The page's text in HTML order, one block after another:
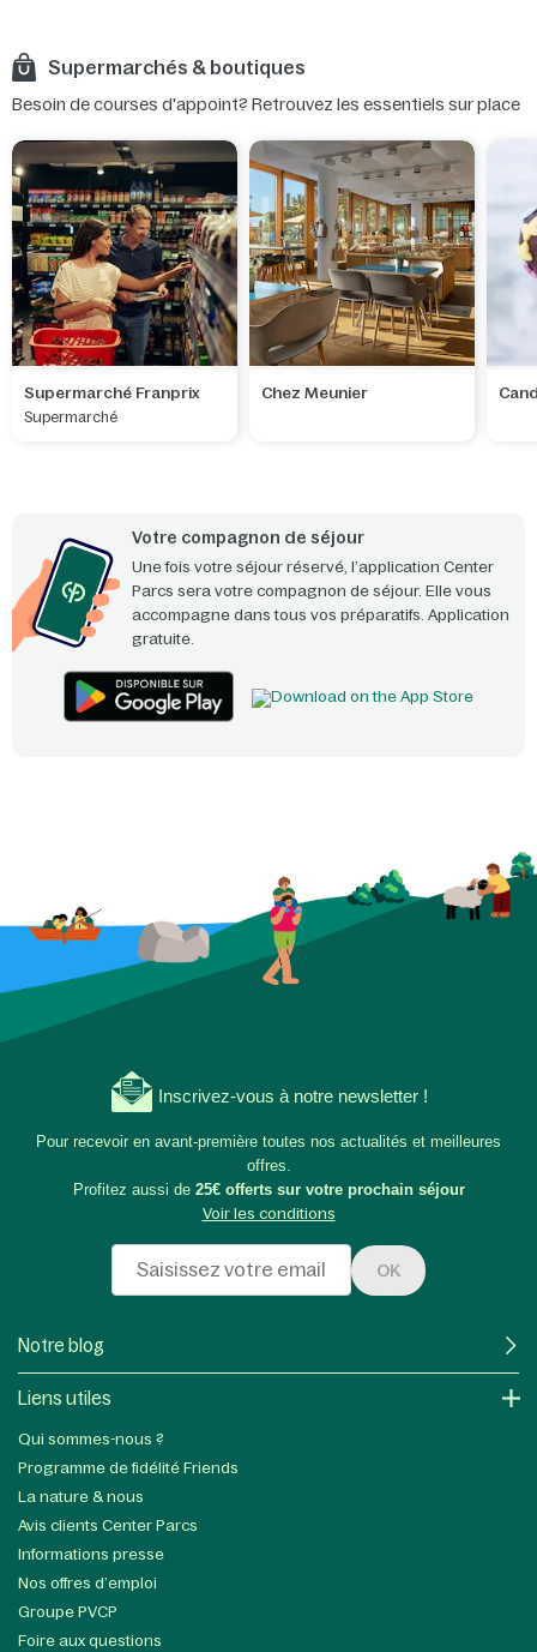
Supermarchés & boutiques
Besoin de courses d'appoint? Retrouvez les essentiels sur place
Supermarché Franprix
Supermarché
Chez Meunier
Votre compagnon de séjour
Une fois votre séjour réservé, l’application Center
Parcs sera votre compagnon de séjour. Elle vous
accompagne dans tous vos préparatifs. Application
gratuite.
Inscrivez-vous à notre newsletter !
Pour recevoir en avant-première toutes nos actualités et meilleures
offres.
Profitez aussi de 25€ offerts sur votre prochain séjour
Voir les conditions
OK
Notre blog
Liens utiles
Qui sommes-nous ?
Programme de fidélité Friends
La nature & nous
Avis clients Center Parcs
Informations presse
Nos offres d’emploi
Groupe PVCP
Foire aux questions